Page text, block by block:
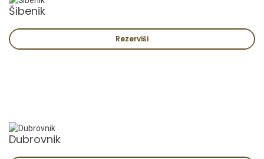
Šibenik
Rezerviši
Dubrovnik